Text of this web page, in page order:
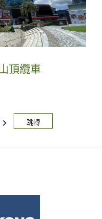
頂纜車
跳轉